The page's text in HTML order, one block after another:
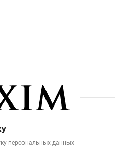
персональных данных